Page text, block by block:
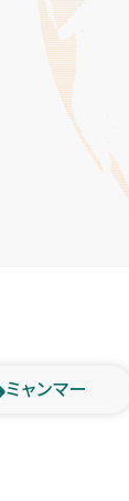
ミャンマー